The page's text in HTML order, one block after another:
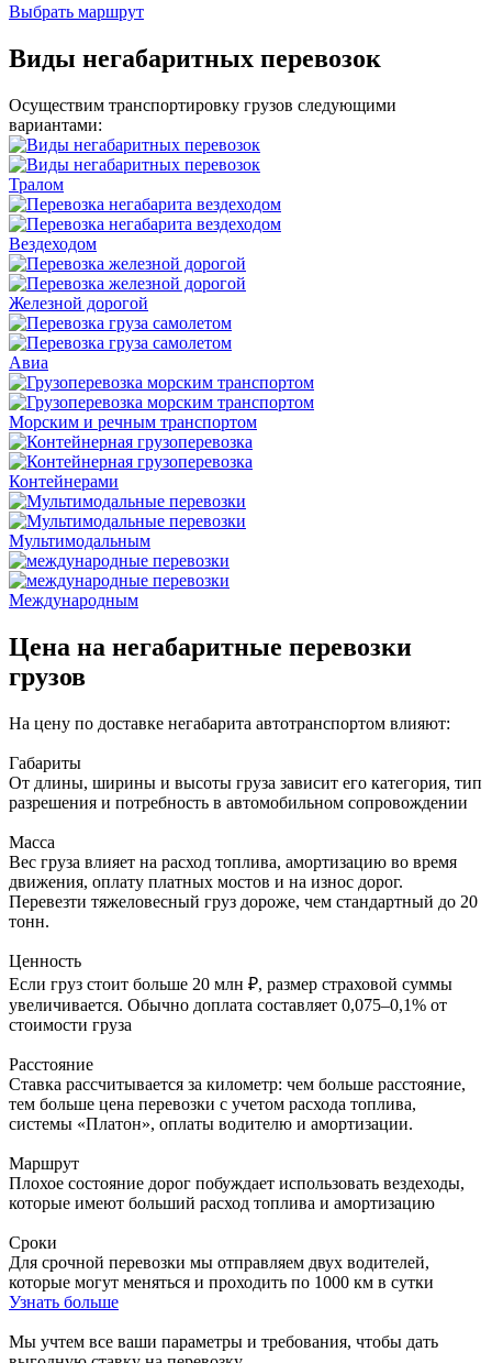
Выбрать маршрут
Виды негабаритных перевозок
Осуществим транспортировку грузов следующими
вариантами:
Тралом
Вездеходом
Железной дорогой
Авиа
Морским и речным транспортом
Контейнерами
Мультимодальным
Международным
Цена на негабаритные перевозки
грузов
На цену по доставке негабарита автотранспортом влияют:
Габариты
От длины, ширины и высоты груза зависит его категория, тип
разрешения и потребность в автомобильном сопровождении
Масса
Вес груза влияет на расход топлива, амортизацию во время
движения, оплату платных мостов и на износ дорог.
Перевезти тяжеловесный груз дороже, чем стандартный до 20
тонн.
Ценность
Если груз стоит больше 20 млн ₽, размер страховой суммы
увеличивается. Обычно доплата составляет 0,075–0,1% от
стоимости груза
Расстояние
Ставка рассчитывается за километр: чем больше расстояние,
тем больше цена перевозки с учетом расхода топлива,
системы «Платон», оплаты водителю и амортизации.
Маршрут
Плохое состояние дорог побуждает использовать вездеходы,
которые имеют больший расход топлива и амортизацию
Сроки
Для срочной перевозки мы отправляем двух водителей,
которые могут меняться и проходить по 1000 км в сутки
Узнать больше
Мы учтем все ваши параметры и требования, чтобы дать